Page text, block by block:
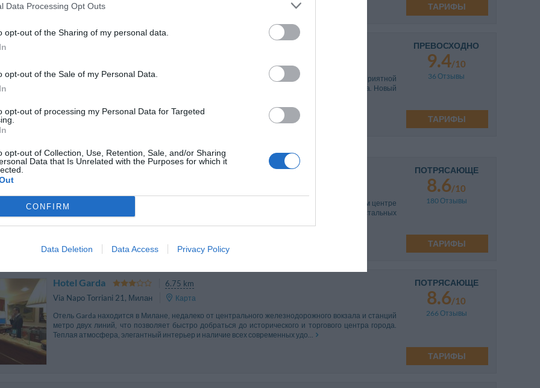
Data Processing Opt Outs
opt-out of the Sharing of my personal data.
opt-out of the Sale of my Personal Data.
opt-out of processing my Personal Data for Targeted
opt-out of Collection, Use, Retention, Sale, and/or Sharing
Data that Is Unrelated with the Purposes for which it
CONFIRM
Data Deletion Data Access Privacy Policy
ТАРИФЫ
Отель Ramada Plaza Milano является прекрасным местом для отдыха в спокойной и приятной
обстановке после утомительного рабочего дня или шопинга на центральных улицах города. Новый
ПРЕВОСХОДНО
9.4/10
36 Отзывы
ТАРИФЫ
СПЕЦИАЛЬНЫЕ ТАРИФЫ InItalia Club!
Отель Lloyd Hotel — это идеальное место для проживания в эксклюзивных условиях в самом центре
Милана, в нескольких минутах ходьбы от Домского собора, театра Ла Скала и всех остальных
ПОТРЯСАЮЩЕ
8.6/10
180 Отзывы
ТАРИФЫ
Hotel Garda
6.75 km
Via Napo Torriani 21, Милан
Карта
Отель Garda находится в Милане, недалеко от центрального железнодорожного вокзала и станций
метро двух линий, что позволяет быстро добраться до исторического и торгового центра города.
Теплая атмосфера, элегантный интерьер и наличие всех современных удо...
ПОТРЯСАЮЩЕ
8.6/10
266 Отзывы
ТАРИФЫ